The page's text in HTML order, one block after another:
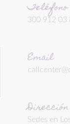
Teléfono
300 912 03
Email
Dirección
Sedes en